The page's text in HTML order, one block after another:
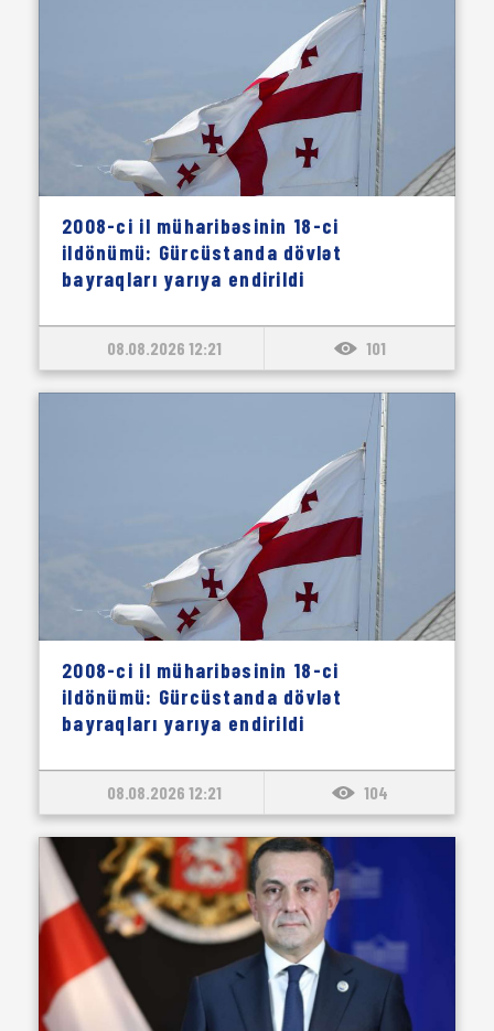
2008-ci il müharibəsinin 18-ci
ildönümü: Gürcüstanda dövlət
bayraqları yarıya endirildi
08.08.2026 12:21 101
2008-ci il müharibəsinin 18-ci
ildönümü: Gürcüstanda dövlət
bayraqları yarıya endirildi
08.08.2026 12:21 104